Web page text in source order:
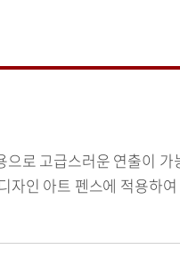
으로 고급스러운 연출이 가
자인 아트 펜스에 적용하